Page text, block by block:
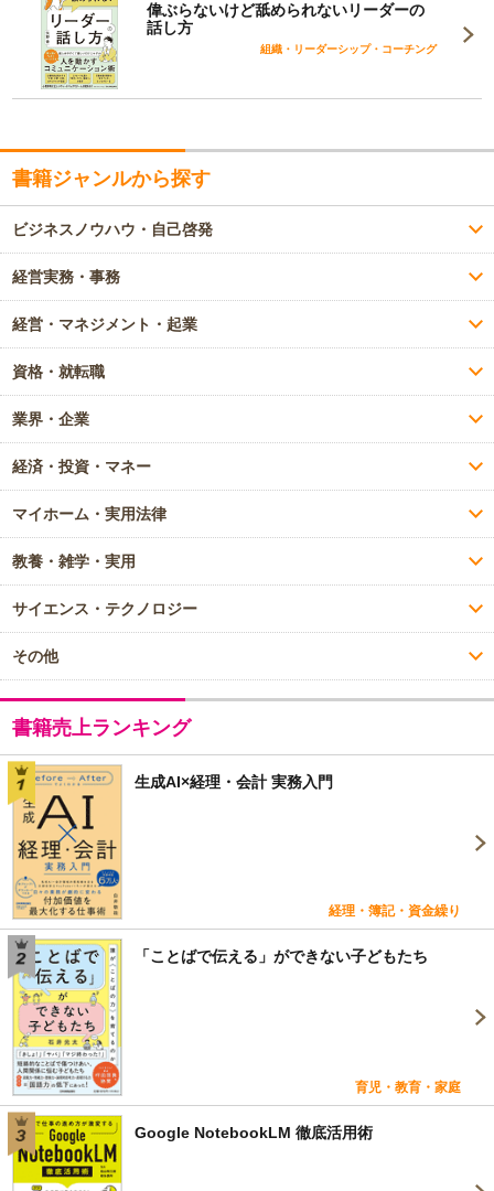
偉ぶらないけど舐められないリーダーの
話し方
組織・リーダーシップ・コーチング
書籍ジャンルから探す
ビジネスノウハウ・自己啓発
経営実務・事務
経営・マネジメント・起業
資格・就転職
業界・企業
経済・投資・マネー
マイホーム・実用法律
教養・雑学・実用
サイエンス・テクノロジー
その他
書籍売上ランキング
生成AI×経理・会計 実務入門
経理・簿記・資金繰り
「ことばで伝える」ができない子どもたち
育児・教育・家庭
Google NotebookLM 徹底活用術